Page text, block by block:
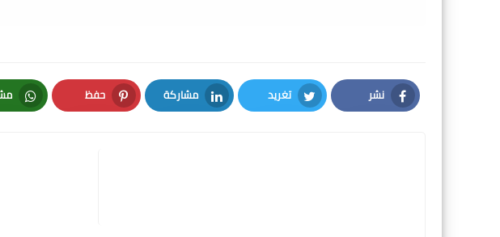
نشر
Facebook
تغريد
Twitter
مشاركة
LinkedIn
حفظ
Pinterest